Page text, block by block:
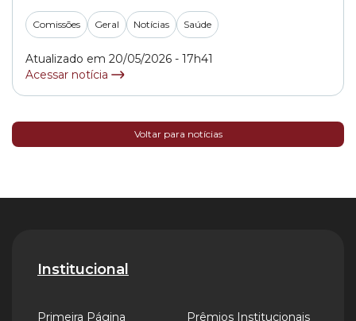
colegiado também aprovou quatro requerimentos da
vereadora Pastora Sandra Alves (UNIÃO). Os
documentos estão direcionados à Secretaria Municipal
da Saúde e solicitam informações sobre o
Comissões Geral Notícias Saúde
Atualizado em 20/05/2026 - 17h41
Acessar notícia
Voltar para notícias
Institucional
Primeira Página Prêmios Institucionais